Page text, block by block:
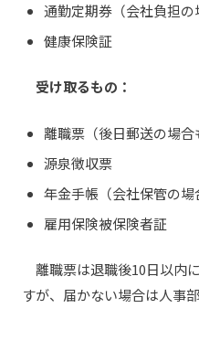
通勤定期券（会社負担の
健康保険証
受け取るもの：
離職票（後日郵送の場合
源泉徴収票
年金手帳（会社保管の場
雇用保険被保険者証
離職票は退職後10日以内
すが、届かない場合は人事